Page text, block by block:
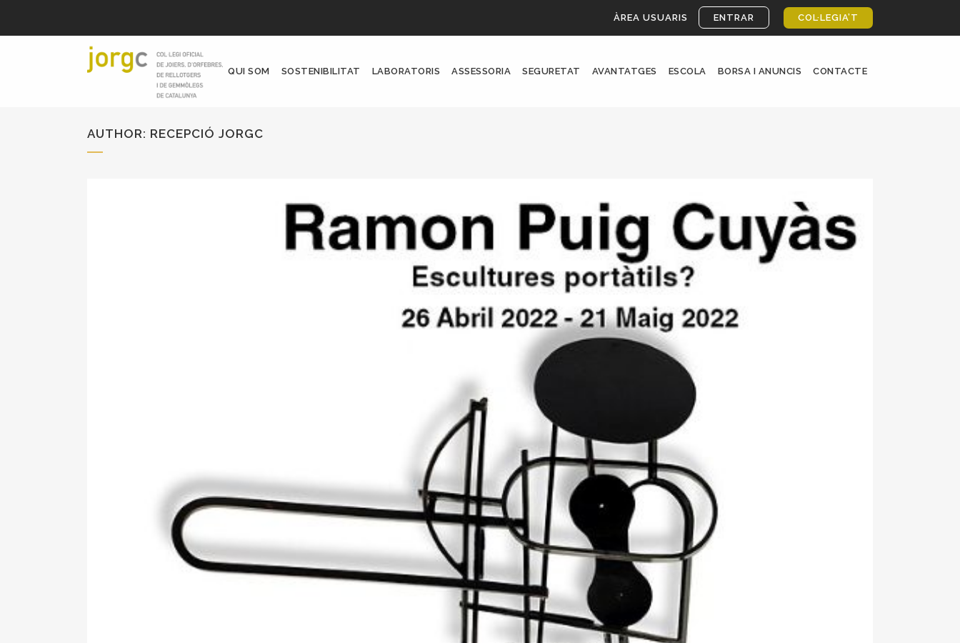
ÀREA USUARIS ENTRAR COL·LEGIA’T
QUI SOM SOSTENIBILITAT LABORATORIS ASSESSORIA SEGURETAT AVANTATGES ESCOLA BORSA I ANUNCIS CONTACTE
AUTHOR: RECEPCIÓ JORGC